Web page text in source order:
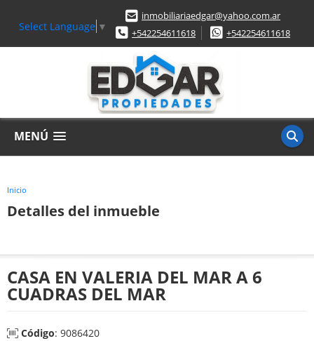
Select Language ▼
inmobiliariaedgar@yahoo.com.ar
+542254611618
+542254611618
MENÚ
Inicio
Detalles del inmueble
CASA EN VALERIA DEL MAR A 6
CUADRAS DEL MAR
Código: 9086420